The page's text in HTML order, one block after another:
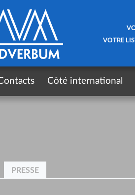
PRESSE
VOTRE
Côté international